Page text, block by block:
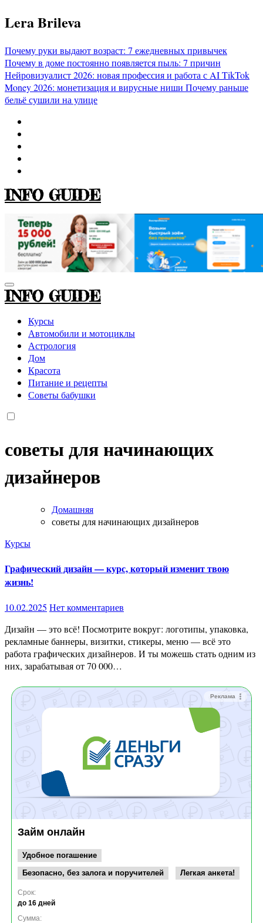
Перейти
к
Lera Brileva
Почему руки выдают возраст: 7 ежедневных привычек
Почему в доме постоянно появляется пыль: 7 причин
Нейровизуалист 2026: новая профессия и работа с AITikTok
Money 2026: монетизация и вирусные ниши Почему раньше
бельё сушили на улице
INFO GUIDE
INFO GUIDE
Курсы
Автомобили и мотоциклы
Астрология
Дом
Красота
Питание и рецепты
Советы бабушки
советы для начинающих
дизайнеров
Домашняя
советы для начинающих дизайнеров
Курсы
Графический дизайн — курс, который изменит твою
жизнь!
10.02.2025 Нет комментариев
Дизайн — это всё! Посмотрите вокруг: логотипы, упаковка,
рекламные баннеры, визитки, стикеры, меню — всё это
работа графических дизайнеров. И ты можешь стать одним из
них, зарабатывая от 70 000…
Реклама
Займ онлайн
Удобное погашение
Безопасно, без залога и поручителей
Легкая анкета!
Срок:
до 16 дней
Сумма: